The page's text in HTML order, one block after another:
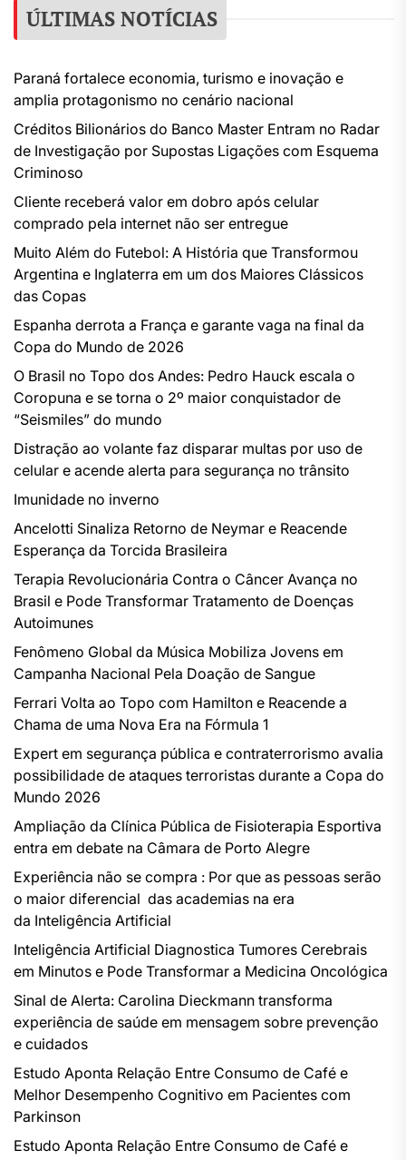
ÚLTIMAS NOTÍCIAS
Paraná fortalece economia, turismo e inovação e
amplia protagonismo no cenário nacional
Créditos Bilionários do Banco Master Entram no Radar
de Investigação por Supostas Ligações com Esquema
Criminoso
Cliente receberá valor em dobro após celular
comprado pela internet não ser entregue
Muito Além do Futebol: A História que Transformou
Argentina e Inglaterra em um dos Maiores Clássicos
das Copas
Espanha derrota a França e garante vaga na final da
Copa do Mundo de 2026
O Brasil no Topo dos Andes: Pedro Hauck escala o
Coropuna e se torna o 2º maior conquistador de
“Seismiles” do mundo
Distração ao volante faz disparar multas por uso de
celular e acende alerta para segurança no trânsito
Imunidade no inverno
Ancelotti Sinaliza Retorno de Neymar e Reacende
Esperança da Torcida Brasileira
Terapia Revolucionária Contra o Câncer Avança no
Brasil e Pode Transformar Tratamento de Doenças
Autoimunes
Fenômeno Global da Música Mobiliza Jovens em
Campanha Nacional Pela Doação de Sangue
Ferrari Volta ao Topo com Hamilton e Reacende a
Chama de uma Nova Era na Fórmula 1
Expert em segurança pública e contraterrorismo avalia
possibilidade de ataques terroristas durante a Copa do
Mundo 2026
Ampliação da Clínica Pública de Fisioterapia Esportiva
entra em debate na Câmara de Porto Alegre
Experiência não se compra : Por que as pessoas serão
o maior diferencial das academias na era
da Inteligência Artificial
Inteligência Artificial Diagnostica Tumores Cerebrais
em Minutos e Pode Transformar a Medicina Oncológica
Sinal de Alerta: Carolina Dieckmann transforma
experiência de saúde em mensagem sobre prevenção
e cuidados
Estudo Aponta Relação Entre Consumo de Café e
Melhor Desempenho Cognitivo em Pacientes com
Parkinson
Estudo Aponta Relação Entre Consumo de Café e